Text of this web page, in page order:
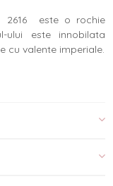
este o rochie
ului este innobilata
cu valente imperiale.